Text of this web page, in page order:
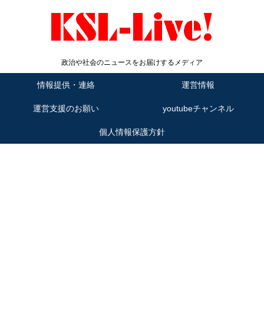
政治や社会のニュースをお届けするメディア
情報提供・連絡 運営情報
運営支援のお願い youtubeチャンネル
個人情報保護方針